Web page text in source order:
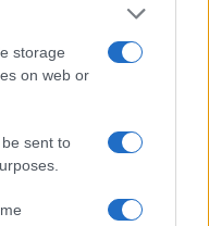
storage
on web or
sent to